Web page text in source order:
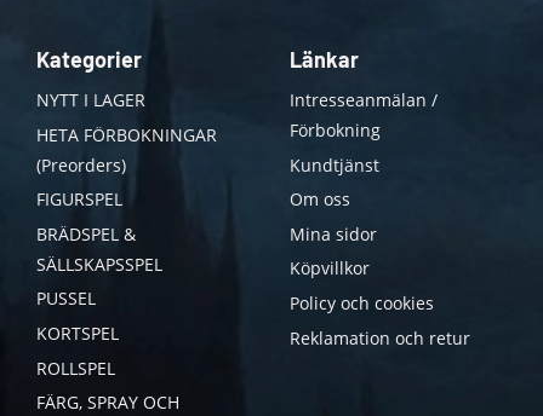
Kategorier
NYTT I LAGER
HETA FÖRBOKNINGAR
(Preorders)
FIGURSPEL
BRÄDSPEL &
SÄLLSKAPSSPEL
PUSSEL
KORTSPEL
ROLLSPEL
FÄRG, SPRAY OCH
Länkar
Intresseanmälan /
Förbokning
Kundtjänst
Om oss
Mina sidor
Köpvillkor
Policy och cookies
Reklamation och retur